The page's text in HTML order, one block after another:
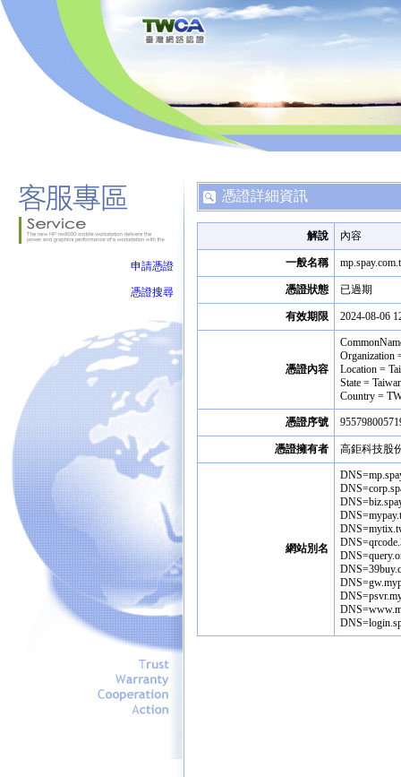
申請憑證
憑證搜尋
憑證詳細資訊
解說 內容
一般名稱
憑證狀態 已過期
有效期限 2024-08-06
憑證內容
Organization
Location =
State =
Country =
憑證序號
憑證擁有者 高鉅科技股
網站別名